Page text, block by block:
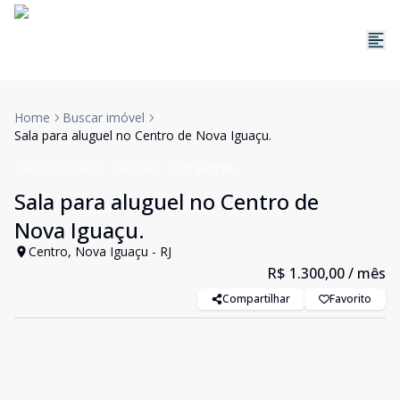
Home
Buscar imóvel
Sala para aluguel no Centro de Nova Iguaçu.
Sala para aluguel no Centro de
Nova Iguaçu.
Centro, Nova Iguaçu - RJ
R$ 1.300,00/ mês
Compartilhar Favorito